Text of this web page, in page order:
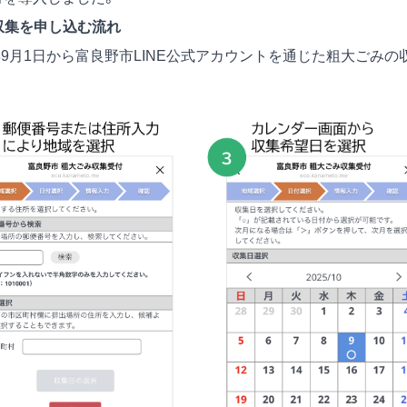
を申し込む流れ
9月1日から富良野市LINE公式アカウントを通じた粗大ごみの